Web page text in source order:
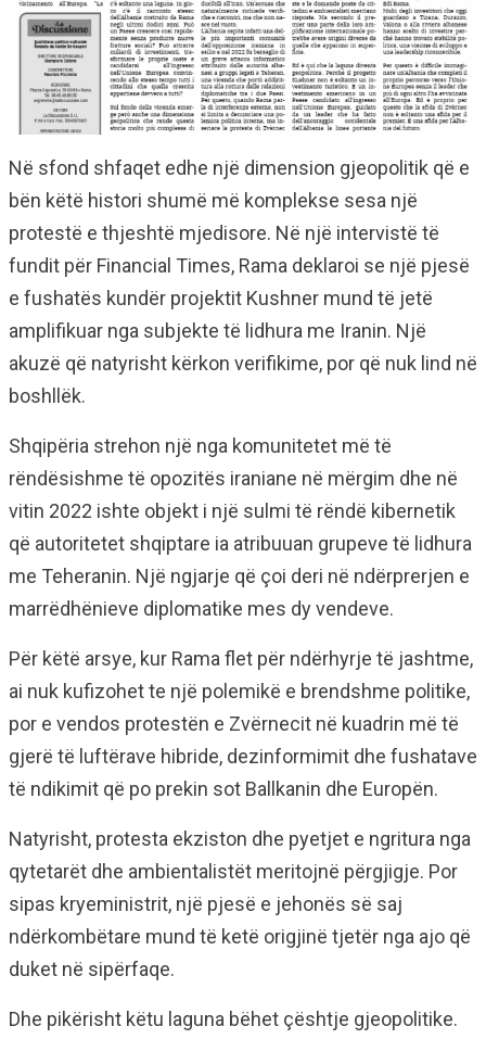
Në sfond shfaqet edhe një dimension gjeopolitik që e
bën këtë histori shumë më komplekse sesa një
protestë e thjeshtë mjedisore. Në një intervistë të
fundit për Financial Times, Rama deklaroi se një pjesë
e fushatës kundër projektit Kushner mund të jetë
amplifikuar nga subjekte të lidhura me Iranin. Një
akuzë që natyrisht kërkon verifikime, por që nuk lind në
boshllëk.
Shqipëria strehon një nga komunitetet më të
rëndësishme të opozitës iraniane në mërgim dhe në
vitin 2022 ishte objekt i një sulmi të rëndë kibernetik
që autoritetet shqiptare ia atribuuan grupeve të lidhura
me Teheranin. Një ngjarje që çoi deri në ndërprerjen e
marrëdhënieve diplomatike mes dy vendeve.
Për këtë arsye, kur Rama flet për ndërhyrje të jashtme,
ai nuk kufizohet te një polemikë e brendshme politike,
por e vendos protestën e Zvërnecit në kuadrin më të
gjerë të luftërave hibride, dezinformimit dhe fushatave
të ndikimit që po prekin sot Ballkanin dhe Europën.
Natyrisht, protesta ekziston dhe pyetjet e ngritura nga
qytetarët dhe ambientalistët meritojnë përgjigje. Por
sipas kryeministrit, një pjesë e jehonës së saj
ndërkombëtare mund të ketë origjinë tjetër nga ajo që
duket në sipërfaqe.
Dhe pikërisht këtu laguna bëhet çështje gjeopolitike.